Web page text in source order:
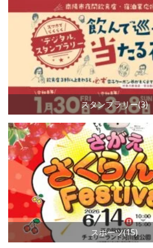
スタンプラリー(3)
スポーツ(15)